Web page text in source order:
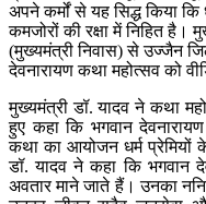
अपने कर्मों से यह सिद्ध किया
कमजोरों की रक्षा में निहित है‌।
(मुख्यमंत्री निवास) से उज्जैन
देवनारायण कथा महोत्सव को
मुख्यमंत्री डॉ. यादव ने कथा
हुए कहा कि भगवान
कथा का आयोजन धर्म प्रेमियों
डॉ. यादव ने कहा कि भगवान
अवतार माने जाते हैं। उनका